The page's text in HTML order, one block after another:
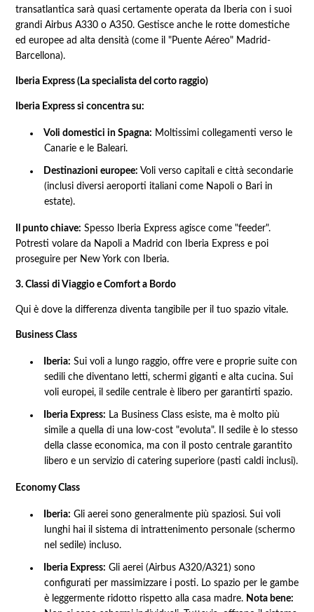
transatlantica sarà quasi certamente operata da Iberia con i suoi
grandi Airbus A330 o A350. Gestisce anche le rotte domestiche
ed europee ad alta densità (come il "Puente Aéreo" Madrid-
Barcellona).
Iberia Express (La specialista del corto raggio)
Iberia Express si concentra su:
Voli domestici in Spagna: Moltissimi collegamenti verso le
Canarie e le Baleari.
Destinazioni europee: Voli verso capitali e città secondarie
(inclusi diversi aeroporti italiani come Napoli o Bari in
estate).
Il punto chiave: Spesso Iberia Express agisce come "feeder".
Potresti volare da Napoli a Madrid con Iberia Express e poi
proseguire per New York con Iberia.
3. Classi di Viaggio e Comfort a Bordo
Qui è dove la differenza diventa tangibile per il tuo spazio vitale.
Business Class
Iberia: Sui voli a lungo raggio, offre vere e proprie suite con
sedili che diventano letti, schermi giganti e alta cucina. Sui
voli europei, il sedile centrale è libero per garantirti spazio.
Iberia Express: La Business Class esiste, ma è molto più
simile a quella di una low-cost "evoluta". Il sedile è lo stesso
della classe economica, ma con il posto centrale garantito
libero e un servizio di catering superiore (pasti caldi inclusi).
Economy Class
Iberia: Gli aerei sono generalmente più spaziosi. Sui voli
lunghi hai il sistema di intrattenimento personale (schermo
nel sedile) incluso.
Iberia Express: Gli aerei (Airbus A320/A321) sono
configurati per massimizzare i posti. Lo spazio per le gambe
è leggermente ridotto rispetto alla casa madre. Nota bene: